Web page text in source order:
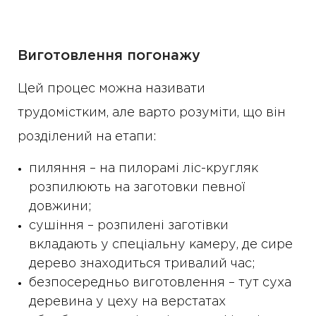
Виготовлення погонажу
Цей процес можна називати
трудомістким, але варто розуміти, що він
розділений на етапи:
пиляння – на пилорамі ліс-кругляк
розпилюють на заготовки певної
довжини;
сушіння – розпилені заготівки
вкладають у спеціальну камеру, де сире
дерево знаходиться тривалий час;
безпосередньо виготовлення – тут суха
деревина у цеху на верстатах